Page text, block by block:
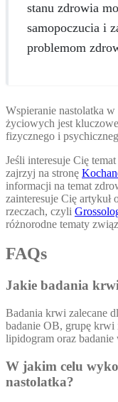
stanu zdrowia
samopoczucia i
problemom
Wspieranie nastolatka
życiowych jest
fizycznego i
Jeśli interesuje Cię
zajrzyj na stronę
informacji na temat
zainteresuje Cię
rzeczach, czyli
różnorodne tematy
FAQs
Jakie badania
Badania krwi zalecane
badanie OB, grupę
lipidogram oraz badanie
W jakim celu
nastolatka?